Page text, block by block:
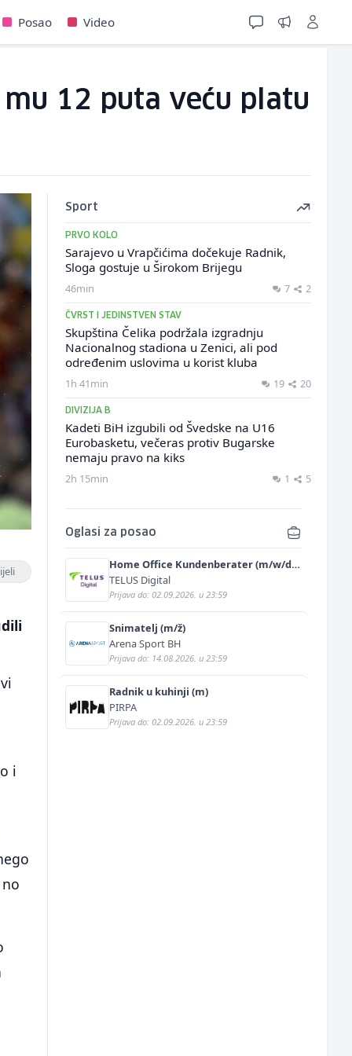
Posao Video
12 puta veću platu
i
Sport
PRVO KOLO
Sarajevo u Vrapčićima dočekuje Radnik,
Sloga gostuje u Širokom Brijegu
46min 7 2
ČVRST I JEDINSTVEN STAV
Skupština Čelika podržala izgradnju
Nacionalnog stadiona u Zenici, ali pod
određenim uslovima u korist kluba
1h 41min 19 20
DIVIZIJA B
Kadeti BiH izgubili od Švedske na U16
Eurobasketu, večeras protiv Bugarske
nemaju pravo na kiks
2h 15min 1 5
Oglasi za posao
Home Office Kundenberater (m/w/d)
für ein renommiertes
Schuhunternehmen
TELUS Digital
Prijava do: 02.09.2026. u 23:59
Snimatelj (m/ž)
Arena Sport BH
Prijava do: 14.08.2026. u 23:59
Radnik u kuhinji (m)
PIRPA
Prijava do: 02.09.2026. u 23:59